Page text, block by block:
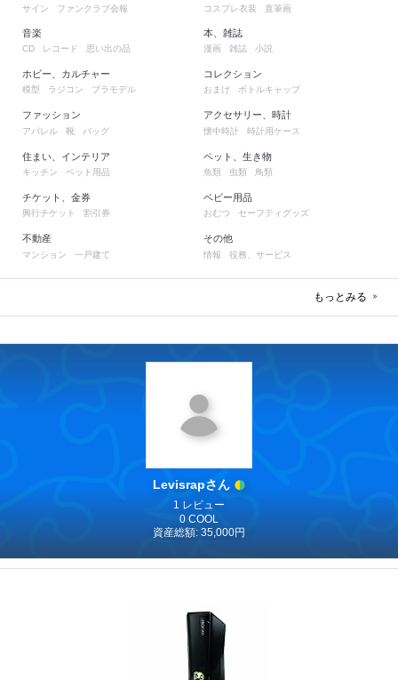
サイン ファンクラブ会報 コスプレ衣装 直筆画
音楽
CD レコード 思い出の品
ホビー、カルチャー
模型 ラジコン プラモデル
ファッション
アパレル 靴 バッグ
住まい、インテリア
キッチン ペット用品
チケット、金券
興行チケット 割引券
不動産
マンション 一戸建て
本、雑誌
漫画 雑誌 小説
コレクション
おまけ ボトルキャップ
アクセサリー、時計
懐中時計 時計用ケース
ペット、生き物
魚類 虫類 鳥類
ベビー用品
おむつ セーフティグッズ
その他
情報 役務、サービス
もっとみる
Levisrapさん
1 レビュー
0 COOL
資産総額: 35,000円